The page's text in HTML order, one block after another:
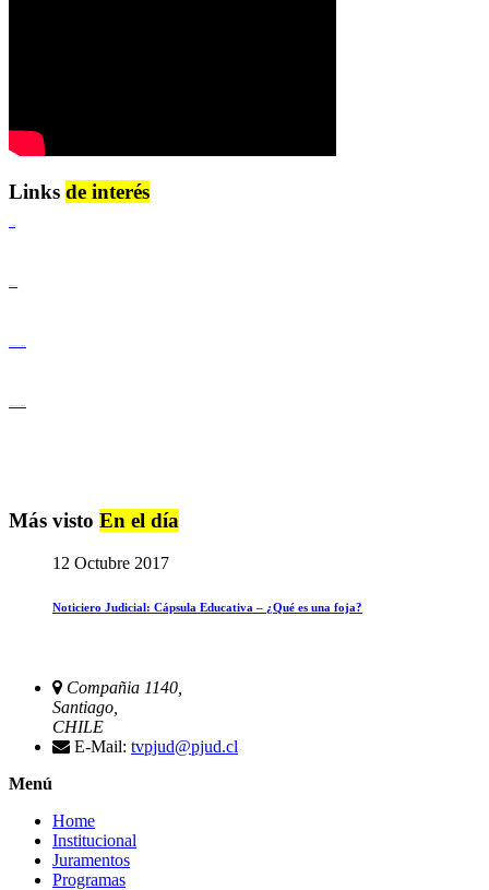
Links de interés
Más visto En el día
12 Octubre 2017
Noticiero Judicial: Cápsula Educativa – ¿Qué es una foja?
Compañia 1140,
Santiago,
CHILE
E-Mail: tvpjud@pjud.cl
Menú
Home
Institucional
Juramentos
Programas